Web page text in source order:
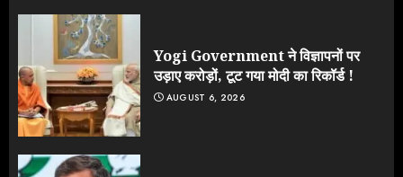
Yogi Government ने विज्ञापनों पर
उड़ाए करोड़ों, टूट गया मोदी का रिकॉर्ड !
AUGUST 6, 2026